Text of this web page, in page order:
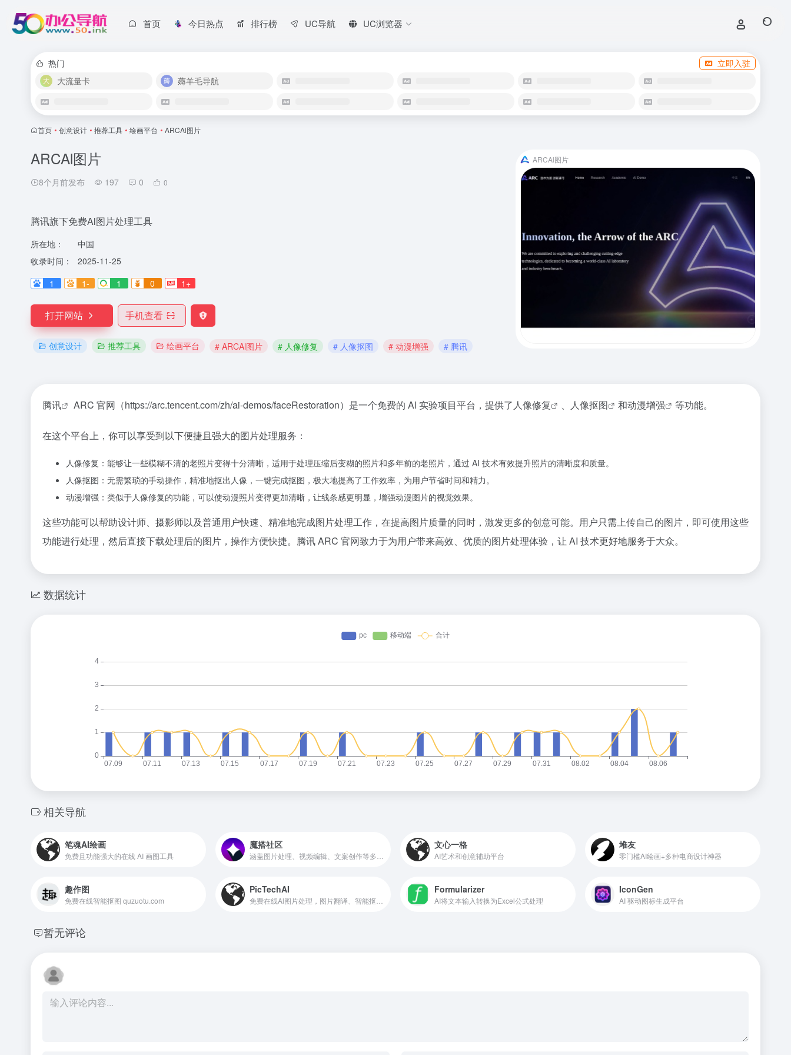
首页 今日热点 排行榜 UC导航 UC浏览器
热门
立即入驻
大流量卡
薅羊毛导航
首页 • 创意设计 • 推荐工具 • 绘画平台 • ARCAl图片
ARCAl图片
8个月前发布 197 0 0
腾讯旗下免费Al图片处理工具
所在地：
中国
收录时间：
2025-11-25
1
1- 1 0 1+
打开网站 手机查看
创意设计 推荐工具 绘画平台 # ARCAl图片 # 人像修复 # 人像抠图 # 动漫增强 # 腾讯
ARCAl图片
腾讯 ARC 官网（https://arc.tencent.com/zh/ai-demos/faceRestoration）是一个免费的 AI 实验项目平台，提供了人像修复 、 人像抠图 和动漫增强 等功能。
在这个平台上，你可以享受到以下便捷且强大的图片处理服务：
人像修复：能够让一些模糊不清的老照片变得十分清晰，适用于处理压缩后变糊的照片和多年前的老照片，通过 AI 技术有效提升照片的清晰度和质量。
人像抠图：无需繁琐的手动操作，精准地抠出人像，一键完成抠图，极大地提高了工作效率，为用户节省时间和精力。
动漫增强：类似于人像修复的功能，可以使动漫照片变得更加清晰，让线条感更明显，增强动漫图片的视觉效果。
这些功能可以帮助设计师、摄影师以及普通用户快速、精准地完成图片处理工作，在提高图片质量的同时，激发更多的创意可能。用户只需上传自己的图片，即可使用这些
功能进行处理，然后直接下载处理后的图片，操作方便快捷。腾讯 ARC 官网致力于为用户带来高效、优质的图片处理体验，让 AI 技术更好地服务于大众。
数据统计
相关导航
笔魂AI绘画
免费且功能强大的在线 AI 画图工具
魔搭社区 文心一格
AI艺术和创意辅助平台
堆友
零门槛AI绘画+多种电商设计神器
趣作图
免费在线智能抠图 quzuotu.com
PicTechAI Formularizer
AI将文本输入转换为Excel公式处理
IconGen
AI 驱动图标生成平台
暂无评论